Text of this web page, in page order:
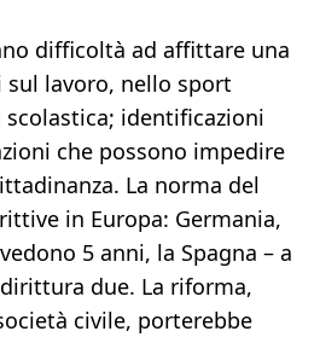
difficoltà ad affittare una
sul lavoro, nello sport
identificazioni
che possono impedire
La norma del
in Europa: Germania,
5 anni, la Spagna – a
due. La riforma,
civile, porterebbe